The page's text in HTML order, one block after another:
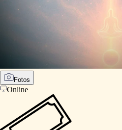
Fotos
Online